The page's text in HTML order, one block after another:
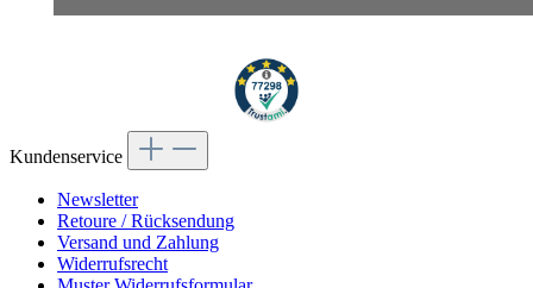
Kundenservice
Newsletter
Retoure / Rücksendung
Versand und Zahlung
Widerrufsrecht